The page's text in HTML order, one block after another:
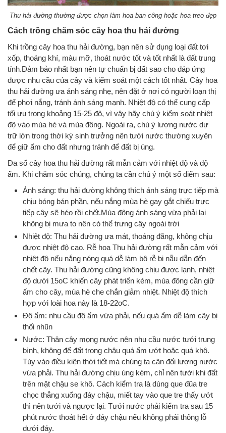
Thu hải đường thường được chọn làm hoa ban công hoặc hoa treo đẹp
Cách trồng chăm sóc cây hoa thu hải đường
Khi trồng cây hoa thu hải đường, bạn nên sử dụng loại đất tơi
xốp, thoáng khí, màu mỡ, thoát nước tốt và tốt nhất là đất trung
tính.Đảm bảo nhất bạn nên tự chuẩn bị đất sao cho đáp ứng
được nhu cầu của cây và kiểm soát một cách tốt nhất. Cây hoa
thu hải đường ưa ánh sáng nhẹ, nên đặt ở nơi có người loạn thị
để phơi nắng, tránh ánh sáng mạnh. Nhiệt độ có thể cung cấp
tối ưu trong khoảng 15-25 độ, vì vậy hãy chú ý kiểm soát nhiệt
độ vào mùa hè và mùa đông. Ngoài ra, chú ý lượng nước dự
trữ lớn trong thời kỳ sinh trưởng nên tưới nước thường xuyên
để giữ ẩm cho đất nhưng tránh để đất bị úng.
Đa số cây hoa thu hải đường rất mẫn cảm với nhiệt độ và độ
ẩm. Khi chăm sóc chúng, chúng ta cần chú ý một số điểm sau:
Ánh sáng: thu hải đường không thích ánh sáng trực tiếp mà
chịu bóng bán phần, nếu nắng mùa hè gay gắt chiếu trực
tiếp cây sẽ héo rồi chết.Mùa đông ánh sáng vừa phải lại
không bị mưa to nên có thể trưng cây ngoài trời
Nhiệt độ: Thu hải đường ưa mát, thoáng đãng, không chịu
được nhiệt độ cao. Rễ hoa Thu hải đường rất mẫn cảm với
nhiệt độ nếu nắng nóng quá dễ làm bộ rễ bị nẫu dẫn đến
chết cây. Thu hải đường cũng không chịu được lạnh, nhiệt
độ dưới 15oC khiến cây phát triển kém, mùa đông cần giữ
ấm cho cây, mùa hè che chắn giảm nhiệt. Nhiệt độ thích
hợp với loài hoa này là 18-22oC.
Độ ẩm: nhu cầu độ ẩm vừa phải, nếu quá ẩm dễ làm cây bị
thối nhũn
Nước: Thân cây mọng nước nên nhu cầu nước tưới trung
bình, không để đất trong chậu quá ẩm ướt hoặc quá khô.
Tùy vào điều kiện thời tiết mà chúng ta cân đối lượng nước
vừa phải. Thu hải đường chịu úng kém, chỉ nên tưới khi đất
trên mặt chậu se khô. Cách kiểm tra là dùng que đũa tre
chọc thẳng xuống đáy chậu, miết tay vào que tre thấy ướt
thì nên tưới và ngược lại. Tưới nước phải kiểm tra sau 15
phút nước thoát hết ở đáy chậu nếu không phải thông lỗ
dưới đáy.